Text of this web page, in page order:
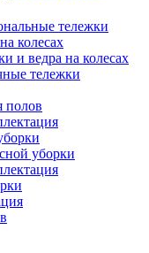
тележки
колесах
и ведра на колесах
тележки
полов
уборки